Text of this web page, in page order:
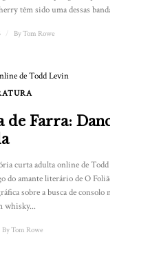
têm sido uma dessas bandas ...
ByTom Rowe
Farra: Dance a
curta adulta online de Todd Levin.
do amante literário de O Folião é uma
sobre a busca de consolo no
whisky...
ByTom Rowe